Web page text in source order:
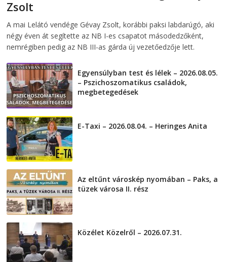
Zsolt
A mai Lelátó vendége Gévay Zsolt, korábbi paksi labdarúgó, aki
négy éven át segítette az NB I-es csapatot másodedzőként,
nemrégiben pedig az NB III-as gárda új vezetőedzője lett.
Egyensúlyban test és lélek – 2026.08.05.
– Pszichoszomatikus családok,
megbetegedések
E-Taxi – 2026.08.04. – Heringes Anita
Az eltűnt városkép nyomában – Paks, a
tüzek városa II. rész
Közélet Közelről – 2026.07.31.